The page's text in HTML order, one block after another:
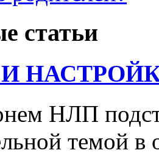
статьи
НЛП
темой